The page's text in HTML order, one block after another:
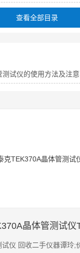
查看全部目录
测试仪的使用方法及注
晶体管测试仪
仪 回收二手仪器谭玲;